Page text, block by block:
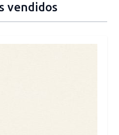
vendidos